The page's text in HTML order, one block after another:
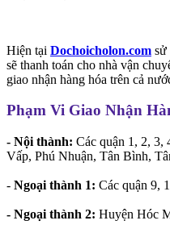
Hiện tại Dochoicholon.com sử
sẽ thanh toán cho nhà vận
giao nhận hàng hóa trên cả
Phạm Vi Giao Nhận
- Nội thành: Các quận 1, 2, 3,
Vấp, Phú Nhuận, Tân Bình,
- Ngoại thành 1: Các quận 9,
- Ngoại thành 2: Huyện Hóc